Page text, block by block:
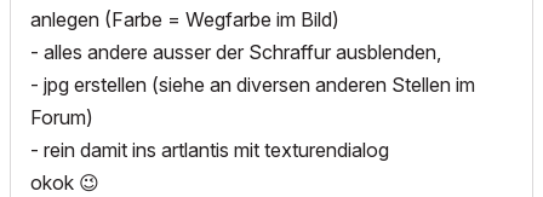
anlegen (Farbe = Wegfarbe im Bild)
- alles andere ausser der Schraffur ausblenden,
- jpg erstellen (siehe an diversen anderen Stellen im
Forum)
- rein damit ins artlantis mit texturendialog
okok 😉